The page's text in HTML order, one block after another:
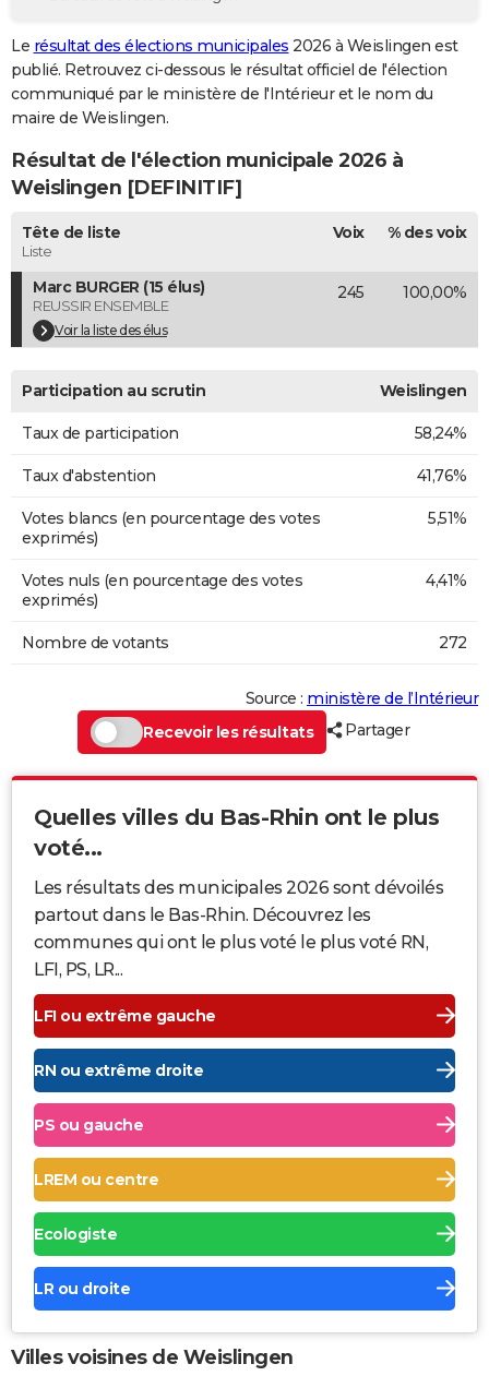
GUIDES D'ACHAT
BONS PLANS
CARTE DE VOEUX
Carte de Noël
Carte Bonne année
Carte Saint-Valentin
Carte Pâques
Carte d'anniversaire
DICTIONNAIRE
Dictionnaire
Biographies
Citations
Expressions
Proverbes
PROGRAMME TV
COPAINS D'AVANT
S'inscrire
Se connecter
Lycées
Collèges
Primaires
Universités
Entreprises
Service militaire
Avis de recherche
AVIS DE DÉCÈS
FORUM
Le résultat des élections municipales 2026 à Weislingen est
publié. Retrouvez ci-dessous le résultat officiel de l'élection
communiqué par le ministère de l'Intérieur et le nom du
maire de Weislingen.
Résultat de l'élection municipale 2026 à
Weislingen [DEFINITIF]
Tête de liste
Liste
Voix % des voix
Marc BURGER (15 élus)
REUSSIR ENSEMBLE
Voir la liste des élus
245 100,00%
Participation au scrutin Weislingen
Taux de participation 58,24%
Taux d'abstention 41,76%
Votes blancs (en pourcentage des votes
exprimés)
5,51%
Votes nuls (en pourcentage des votes
exprimés)
4,41%
Nombre de votants 272
Source : ministère de l’Intérieur
Recevoir les résultats
Partager
Quelles villes du Bas-Rhin ont le plus
voté...
Les résultats des municipales 2026 sont dévoilés
partout dans le Bas-Rhin. Découvrez les
communes qui ont le plus voté le plus voté RN,
LFI, PS, LR...
LFI ou extrême gauche
RN ou extrême droite
PS ou gauche
LREM ou centre
Ecologiste
LR ou droite
Villes voisines de Weislingen